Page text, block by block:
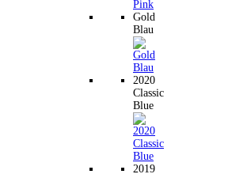
Gold
Blau
2020
Classic
Blue
2019